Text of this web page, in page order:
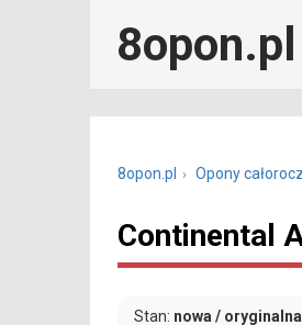
8opon.pl
8opon.pl Opony
Continental
Stan: nowa / oryginalna